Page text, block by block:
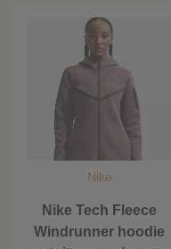
Nike
Nike Tech Fleece
Windrunner hoodie